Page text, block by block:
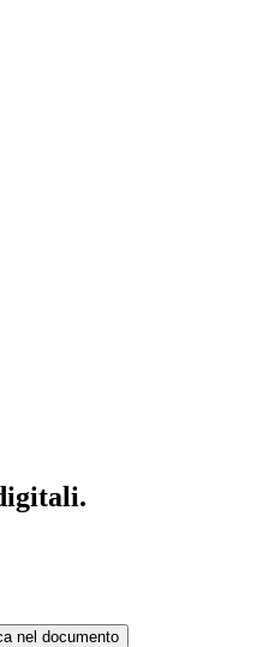
nel documento